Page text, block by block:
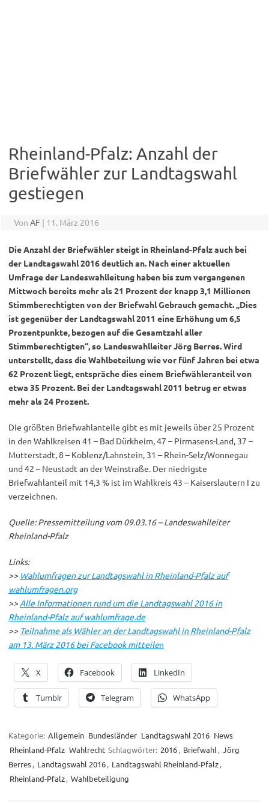
Rheinland-Pfalz: Anzahl der
Briefwähler zur Landtagswahl
gestiegen
Von AF | 11. März 2016
Die Anzahl der Briefwähler steigt in Rheinland-Pfalz auch bei
der Landtagswahl 2016 deutlich an. Nach einer aktuellen
Umfrage der Landeswahlleitung haben bis zum vergangenen
Mittwoch bereits mehr als 21 Prozent der knapp 3,1 Millionen
Stimmberechtigten von der Briefwahl Gebrauch gemacht. „Dies
ist gegenüber der Landtagswahl 2011 eine Erhöhung um 6,5
Prozentpunkte, bezogen auf die Gesamtzahl aller
Stimmberechtigten“, so Landeswahlleiter Jörg Berres. Wird
unterstellt, dass die Wahlbeteilung wie vor fünf Jahren bei etwa
62 Prozent liegt, entspräche dies einem Briefwähleranteil von
etwa 35 Prozent. Bei der Landtagswahl 2011 betrug er etwas
mehr als 24 Prozent.
Die größten Briefwahlanteile gibt es mit jeweils über 25 Prozent
in den Wahlkreisen 41 – Bad Dürkheim, 47 – Pirmasens-Land, 37 –
Mutterstadt, 8 – Koblenz/Lahnstein, 31 – Rhein-Selz/Wonnegau
und 42 – Neustadt an der Weinstraße. Der niedrigste
Briefwahlanteil mit 14,3 % ist im Wahlkreis 43 – Kaiserslautern I zu
verzeichnen.
Quelle: Pressemitteilung vom 09.03.16 – Landeswahlleiter
Rheinland-Pfalz
Links:
>> Wahlumfragen zur Landtagswahl in Rheinland-Pfalz auf
wahlumfragen.org
>>Alle Informationen rund um die Landtagswahl 2016 in
Rheinland-Pfalz auf wahlumfrage.de
>> Teilnahme als Wähler an der Landtagswahl in Rheinland-Pfalz
am 13. März 2016 bei Facebook mitteilen
X Facebook LinkedIn
Tumblr Telegram WhatsApp
Kategorie: Allgemein Bundesländer Landtagswahl 2016 News
Rheinland-Pfalz Wahlrecht Schlagwörter: 2016, Briefwahl , Jörg
Berres, Landtagswahl 2016, Landtagswahl Rheinland-Pfalz,
Rheinland-Pfalz, Wahlbeteiligung